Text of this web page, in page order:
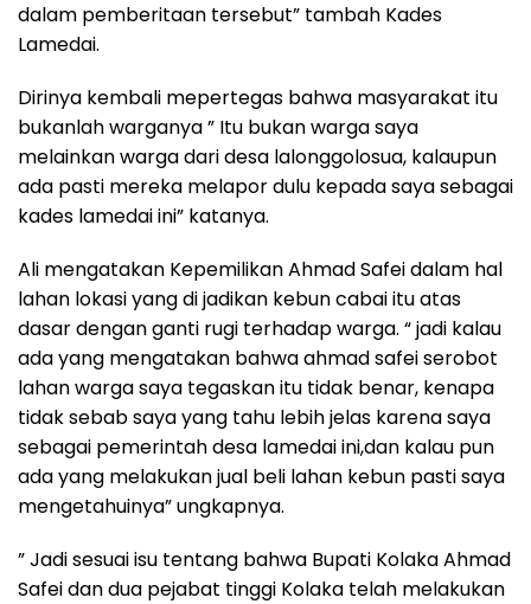
dalam pemberitaan tersebut” tambah Kades
Lamedai.
Dirinya kembali mepertegas bahwa masyarakat itu
bukanlah warganya ” Itu bukan warga saya
melainkan warga dari desa lalonggolosua, kalaupun
ada pasti mereka melapor dulu kepada saya sebagai
kades lamedai ini” katanya.
Ali mengatakan Kepemilikan Ahmad Safei dalam hal
lahan lokasi yang di jadikan kebun cabai itu atas
dasar dengan ganti rugi terhadap warga. “ jadi kalau
ada yang mengatakan bahwa ahmad safei serobot
lahan warga saya tegaskan itu tidak benar, kenapa
tidak sebab saya yang tahu lebih jelas karena saya
sebagai pemerintah desa lamedai ini,dan kalau pun
ada yang melakukan jual beli lahan kebun pasti saya
mengetahuinya” ungkapnya.
” Jadi sesuai isu tentang bahwa Bupati Kolaka Ahmad
Safei dan dua pejabat tinggi Kolaka telah melakukan